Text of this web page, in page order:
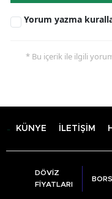
Yorum yazma
* Bu içerik ile ilgili
KÜNYE İLETİŞİM
DÖVİZ
FİYATLARI